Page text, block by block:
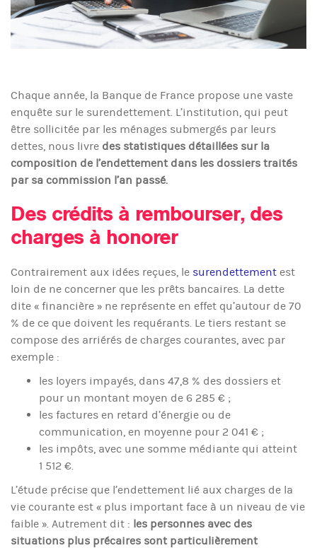
Chaque année, la Banque de France propose une vaste
enquête sur le surendettement. L’institution, qui peut
être sollicitée par les ménages submergés par leurs
dettes, nous livre des statistiques détaillées sur la
composition de l’endettement dans les dossiers traités
par sa commission l’an passé.
Des crédits à rembourser, des
charges à honorer
Contrairement aux idées reçues, le surendettement est
loin de ne concerner que les prêts bancaires. La dette
dite « financière » ne représente en effet qu’autour de 70
% de ce que doivent les requérants. Le tiers restant se
compose des arriérés de charges courantes, avec par
exemple :
les loyers impayés, dans 47,8 % des dossiers et
pour un montant moyen de 6 285 € ;
les factures en retard d’énergie ou de
communication, en moyenne pour 2 041 € ;
les impôts, avec une somme médiante qui atteint
1 512 €.
L’étude précise que l’endettement lié aux charges de la
vie courante est « plus important face à un niveau de vie
faible ». Autrement dit : les personnes avec des
situations plus précaires sont particulièrement